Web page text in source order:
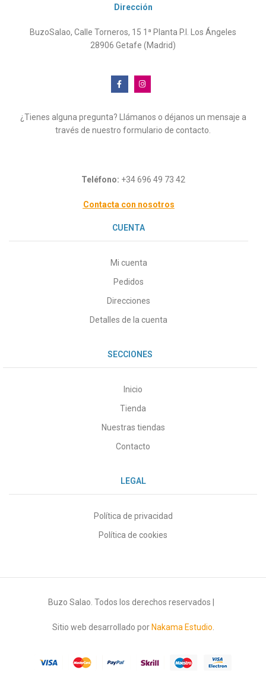
Dirección
BuzoSalao, Calle Torneros, 15 1ª Planta P.I. Los Ángeles
28906 Getafe (Madrid)
¿Tienes alguna pregunta? Llámanos o déjanos un mensaje a
través de nuestro formulario de contacto.
Teléfono: +34 696 49 73 42
Contacta con nosotros
CUENTA
Mi cuenta
Pedidos
Direcciones
Detalles de la cuenta
SECCIONES
Inicio
Tienda
Nuestras tiendas
Contacto
LEGAL
Política de privacidad
Política de cookies
Buzo Salao. Todos los derechos reservados |
Sitio web desarrollado por Nakama Estudio